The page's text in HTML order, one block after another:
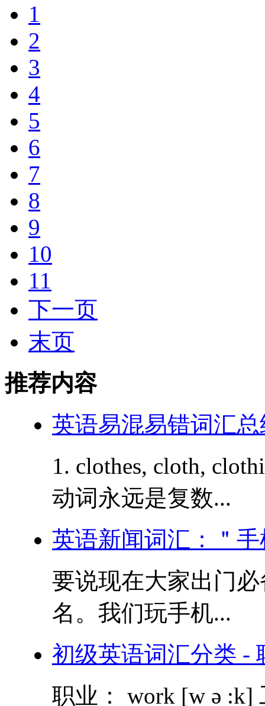
1
2
3
4
5
6
7
8
9
10
11
下一页
末页
推荐内容
英语易混易错词汇总
1. clothes, cloth,
动词永远是复数...
英语新闻词汇：＂
要说现在大家出门
名。我们玩手机...
初级英语词汇分类 -
职业： work [w ə :k]